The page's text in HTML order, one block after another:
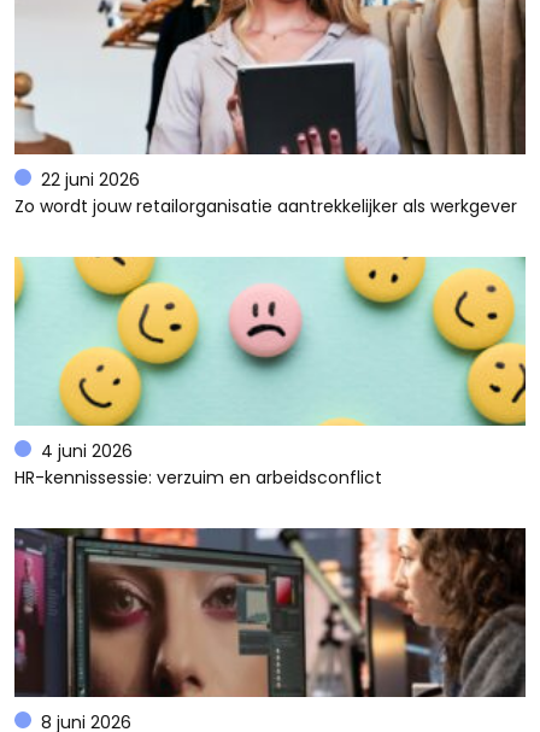
22 juni 2026
Zo wordt jouw retailorganisatie aantrekkelijker als werkgever
4 juni 2026
HR-kennissessie: verzuim en arbeidsconflict
8 juni 2026